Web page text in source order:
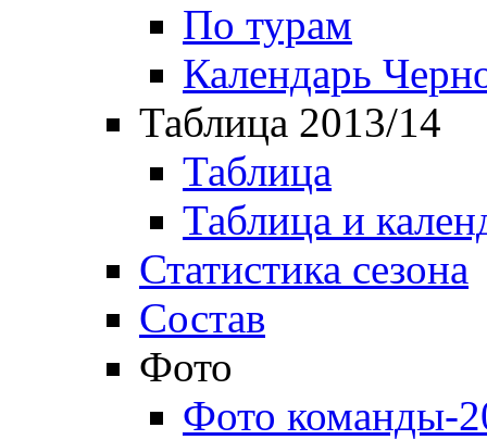
По турам
Календарь
Таблица 2013/14
Таблица
Таблица и
Статистика сезона
Состав
Фото
Фото команды-